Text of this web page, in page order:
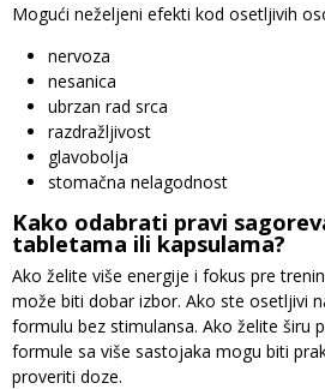
Mogući neželjeni efekti kod osetljivih
nervoza
nesanica
ubrzan rad srca
razdražljivost
glavobolja
stomačna nelagodnost
Kako odabrati pravi
tabletama ili kapsulama?
Ako želite više energije i fokus pre
može biti dobar izbor. Ako ste osetljivi
formulu bez stimulansa. Ako želite širu
formule sa više sastojaka mogu biti
proveriti doze.